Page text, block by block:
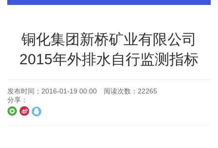
铜化集团新桥矿业有限公司
2015年外排水自行监测指标
发布时间： 2016-01-19 00:00 阅读次数： 22265
分享：